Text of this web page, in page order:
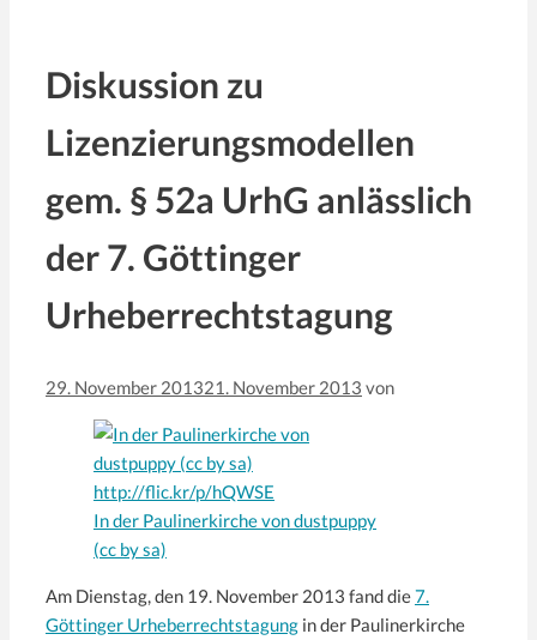
Diskussion zu
Lizenzierungsmodellen
gem. § 52a UrhG anlässlich
der 7. Göttinger
Urheberrechtstagung
29. November 201321. November 2013 von
In der Paulinerkirche von dustpuppy
(cc by sa)
Am Dienstag, den 19. November 2013 fand die7.
Göttinger Urheberrechtstagung in der Paulinerkirche